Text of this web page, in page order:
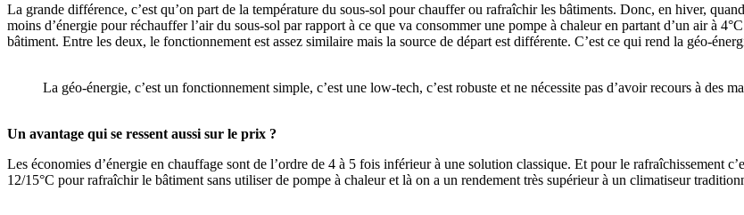
La grande différence, c’est qu’on part de la température du sous-sol pour chauffer ou rafraîchir les bâtiments. Donc, en hiver,
moins d’énergie pour réchauffer l’air du sous-sol par rapport à ce que va consommer une pompe à chaleur en partant d’un air à
bâtiment. Entre les deux, le fonctionnement est assez similaire mais la source de départ est différente. C’est ce qui rend la géo-
La géo-énergie, c’est un fonctionnement simple, c’est une low-tech, c’est robuste et ne nécessite pas d’avoir recours à des
Un avantage qui se ressent aussi sur le prix ?
Les économies d’énergie en chauffage sont de l’ordre de 4 à 5 fois inférieur à une solution classique. Et pour le rafraîchissement
12/15°C pour rafraîchir le bâtiment sans utiliser de pompe à chaleur et là on a un rendement très supérieur à un climatiseur